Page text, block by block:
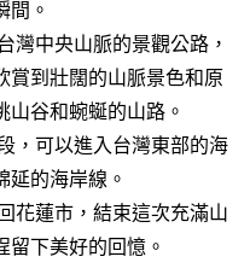
間。
灣中央山脈的景觀公路，
賞到壯闊的山脈景色和原
谷和蜿蜒的山路。
，可以進入台灣東部的海
延的海岸線。
花蓮市，結束這次充滿山
留下美好的回憶。